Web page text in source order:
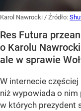
Karol Nawrocki / Źródło:
Res Futura
o Karolu
ale w sprawie
W internecie
niż wypowiada o
w których prezydent